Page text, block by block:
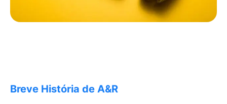
Breve História de A&R